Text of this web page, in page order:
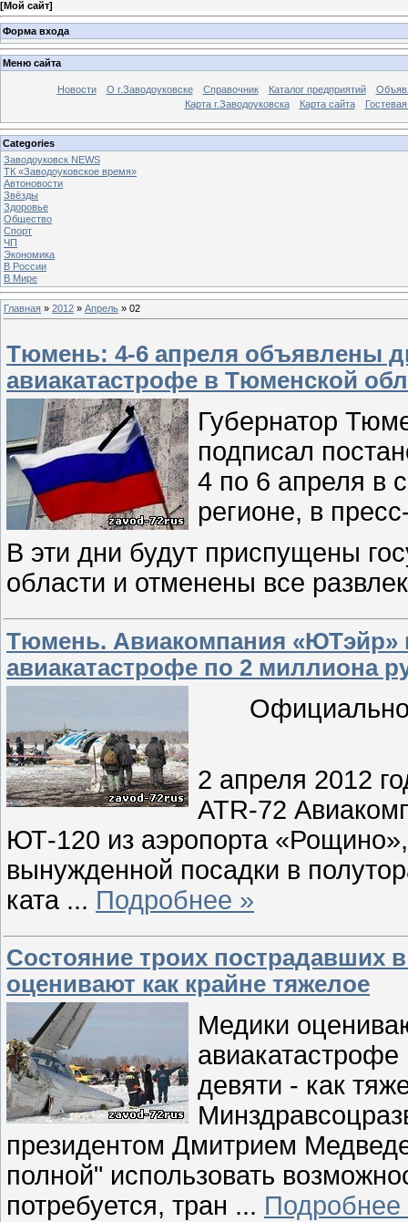
[Мой сайт]
Форма входа
Меню сайта
Новости О г.Заводоуковске Справочник Каталог предприятий
Карта г.Заводоуковска
Карта сайта
Categories
Заводоуковск NEWS
ТК «Заводоуковское время»
Автоновости
Звёзды
Здоровье
Общество
Спорт
ЧП
Экономика
В России
В Мире
Главная » 2012 » Апрель » 02
Тюмень: 4-6 апреля объявлены
авиакатастрофе в Тюменской
Губернатор
подписал
4 по 6 апреля в
регионе, в
В эти дни будут приспущены
области и отменены все
Тюмень. Авиакомпания «ЮТэйр»
авиакатастрофе по 2 миллиона
2 апреля 2012
ATR-72
ЮТ-120 из аэропорта
вынужденной посадки в
ката ... Подробнее »
Состояние троих пострадавших
оценивают как крайне тяжелое
Медики
девяти - как
президентом Дмитрием
полной" использовать
потребуется, тран ... Подробнее